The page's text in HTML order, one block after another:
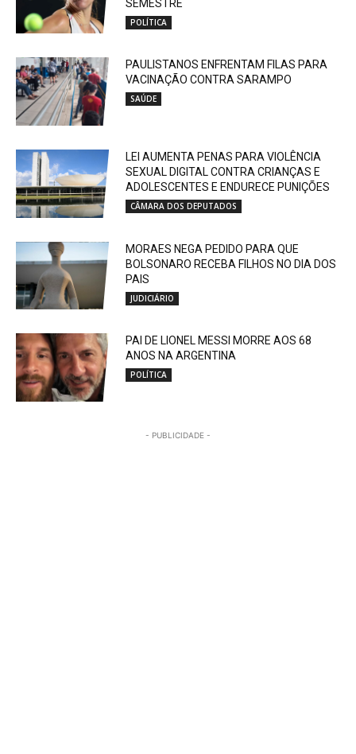
SEMESTRE
POLÍTICA
PAULISTANOS ENFRENTAM FILAS PARA
VACINAÇÃO CONTRA SARAMPO
SAÚDE
LEI AUMENTA PENAS PARA VIOLÊNCIA
SEXUAL DIGITAL CONTRA CRIANÇAS E
ADOLESCENTES E ENDURECE PUNIÇÕES
CÂMARA DOS DEPUTADOS
MORAES NEGA PEDIDO PARA QUE
BOLSONARO RECEBA FILHOS NO DIA DOS
PAIS
JUDICIÁRIO
PAI DE LIONEL MESSI MORRE AOS 68
ANOS NA ARGENTINA
POLÍTICA
- PUBLICIDADE -